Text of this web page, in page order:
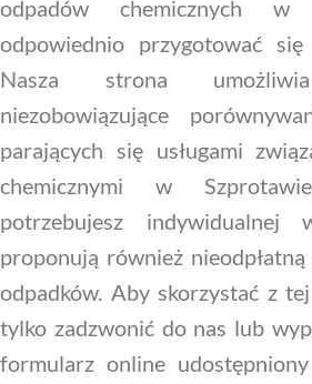
odpadów chemicznych w
odpowiednio przygotować
Nasza strona
niezobowiązujące
parających się usługami
chemicznymi w
potrzebujesz indywidualnej
proponują również
odpadków. Aby skorzystać z
tylko zadzwonić do nas lub
formularz online